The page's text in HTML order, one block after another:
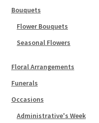
Bouquets
Flower Bouquets
Seasonal Flowers
Floral Arrangements
Funerals
Occasions
Administrative's Week